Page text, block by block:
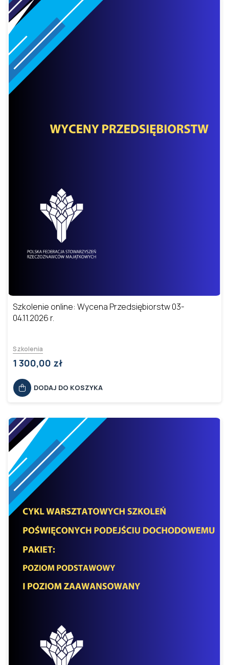
Szkolenie online: Wycena Przedsiębiorstw 03-
04.11.2026 r.
Szkolenia
1 300,00 zł
DODAJ DO KOSZYKA